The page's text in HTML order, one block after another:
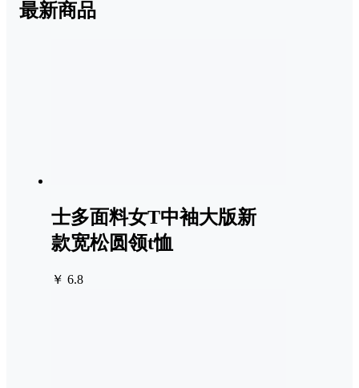
最新商品
士多面料女T中袖大版新
款宽松圆领t恤
￥ 6.8